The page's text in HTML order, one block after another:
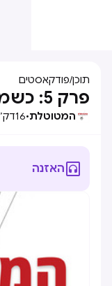
תוכן/פודקאסטים
פרק 5: כשמאחרים לסרט
המטוטלת•
16דק׳
האזנה